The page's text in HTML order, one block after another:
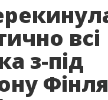
всі
з-під